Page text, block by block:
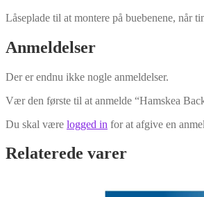
Låseplade til at montere på buebenene, når
Anmeldelser
Der er endnu ikke nogle anmeldelser.
Vær den første til at anmelde “Hamskea
Du skal være logged in for at afgive en
Relaterede varer